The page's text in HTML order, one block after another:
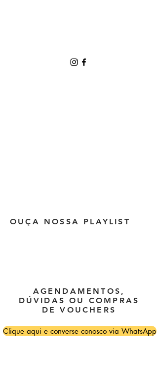
OUÇA NOSSA PLAYLIST
AGENDAMENTOS,
DÚVIDAS OU COMPRAS
DE VOUCHERS
Clique aqui e converse conosco via WhatsApp